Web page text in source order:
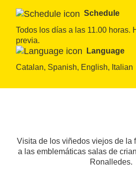
Schedule
Todos los días a las 11.00 horas.
previa.
Language
Catalan, Spanish, English, Italian
Visita de los viñedos viejos de la
a las emblemáticas salas de
Ronalledes.